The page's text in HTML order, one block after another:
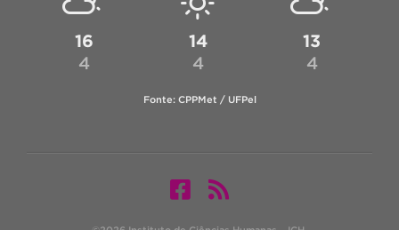
16
4
14
4
13
4
Fonte: CPPMet / UFPel